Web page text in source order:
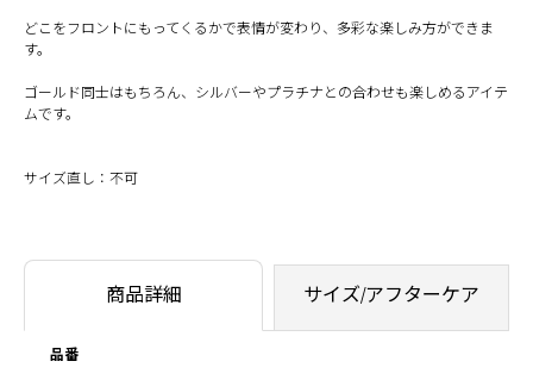
どこをフロントにもってくるかで表情が変わり、多彩な楽しみ方ができま
す。
ゴールド同士はもちろん、シルバーやプラチナとの合わせも楽しめるアイテ
ムです。
サイズ直し：不可
商品詳細 サイズ/アフターケア
品番